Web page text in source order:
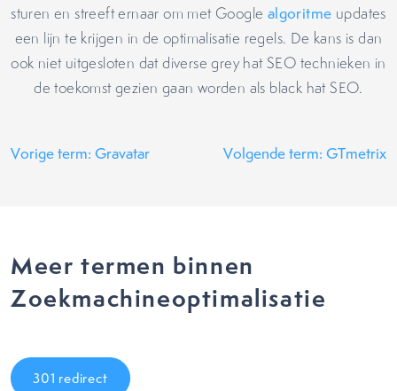
sturen en streeft ernaar om met Google algoritme updates
een lijn te krijgen in de optimalisatie regels. De kans is dan
ook niet uitgesloten dat diverse grey hat SEO technieken in
de toekomst gezien gaan worden als black hat SEO.
Vorige term: Gravatar Volgende term: GTmetrix
Meer termen binnen
Zoekmachineoptimalisatie
301 redirect